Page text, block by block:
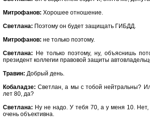
Митрофанов: Хорошее отношение.
Светлана: Поэтому он будет защищать ГИБДД.
Митрофанов: не только поэтому.
Светлана: Не только поэтому, ну, объяснишь
президент коллегии правовой защиты
Травин: Добрый день.
Кобаладзе: Светлан, а мы с тобой нейтральны?
лет 80, да?
Светлана: Ну не надо. У тебя 70, а у меня 10. Нет,
очень объективна.